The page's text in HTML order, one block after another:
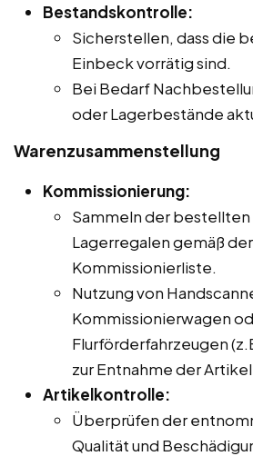
Bestandskontrolle:
Sicherstellen, dass die
Einbeck vorrätig sind.
Bei Bedarf
oder Lagerbestände
Warenzusammenstellung
Kommissionierung:
Sammeln der bestellten
Lagerregalen gemäß der
Kommissionierliste.
Nutzung von
Kommissionierwagen
Flurförderfahrzeugen
zur Entnahme der
Artikelkontrolle:
Überprüfen der
Qualität und